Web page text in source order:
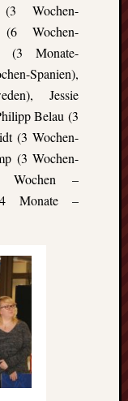
Wochen-
(6 Wochen-
(3 Monate-
Spanien),
Jessie
Belau (3
(3 Wochen-
(3 Wochen-
Wochen –
Monate –